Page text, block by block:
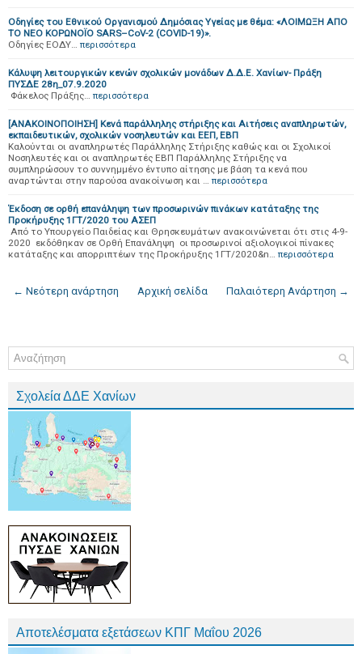
Οδηγίες του Εθνικού Οργανισμού Δημόσιας Υγείας με θέμα: «ΛΟΙΜΩΞΗ ΑΠΟ
ΤΟ ΝΕΟ ΚΟΡΩΝΟΪΟ SARS–CoV-2 (COVID-19)».
Οδηγίες ΕΟΔΥ… περισσότερα
Κάλυψη λειτουργικών κενών σχολικών μονάδων Δ.Δ.Ε. Χανίων- Πράξη
ΠΥΣΔΕ 28η_07.9.2020
Φάκελος Πράξης… περισσότερα
[ΑΝΑΚΟΙΝΟΠΟΙΗΣΗ] Κενά παράλληλης στήριξης και Αιτήσεις αναπληρωτών,
εκπαιδευτικών, σχολικών νοσηλευτών και ΕΕΠ, ΕΒΠ
Καλούνται οι αναπληρωτές Παράλληλης Στήριξης καθώς και οι Σχολικοί
Νοσηλευτές και οι αναπληρωτές ΕΒΠ Παράλληλης Στήριξης να
συμπληρώσουν το συννημμένο έντυπο αίτησης με βάση τα κενά που
αναρτώνται στην παρούσα ανακοίνωση και … περισσότερα
Έκδοση σε ορθή επανάληψη των προσωρινών πινάκων κατάταξης της
Προκήρυξης 1ΓΤ/2020 του ΑΣΕΠ
Από το Υπουργείο Παιδείας και Θρησκευμάτων ανακοινώνεται ότι στις 4-9-
2020 εκδόθηκαν σε Ορθή Επανάληψη οι προσωρινοί αξιολογικοί πίνακες
κατάταξης και απορριπτέων της Προκήρυξης 1ΓΤ/2020&n… περισσότερα
← Νεότερη ανάρτηση Παλαιότερη Ανάρτηση →
Αρχική σελίδα
Σχολεία ΔΔΕ Χανίων
Αποτελέσματα εξετάσεων ΚΠΓ Μαΐου 2026